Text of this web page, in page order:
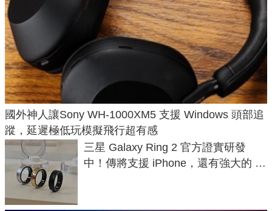
國外神人讓Sony WH-1000XM5 支援 Windows 頭部追
蹤，延遲極低玩模擬飛行超有感
三星 Galaxy Ring 2 官方證實研發
中！傳將支援 iPhone，還有強大的 AI